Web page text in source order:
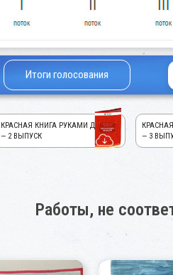
Итоги голосования
КРАСНАЯ КНИГА РУКАМИ ДЕТЕЙ!
— 2 ВЫПУСК
— 3
Работы, не